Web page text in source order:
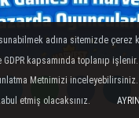
adına sitemizde çerez
kapsamında toplanıp
Metnimizi
etmiş olacaksınız.